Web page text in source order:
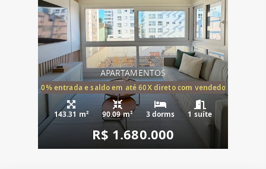
APARTAMENTOS
20% entrada e saldo em até 60X direto com vendedor
143.31 m² 90.09 m² 3 dorms 1 suíte
R$ 1.680.000